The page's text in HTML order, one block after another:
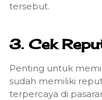
tersebut.
3. Cek
Penting untuk
sudah memiliki
terpercaya di